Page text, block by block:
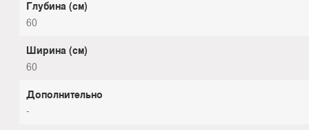
Глубина (см)
60
Ширина (см)
60
Дополнительно
-